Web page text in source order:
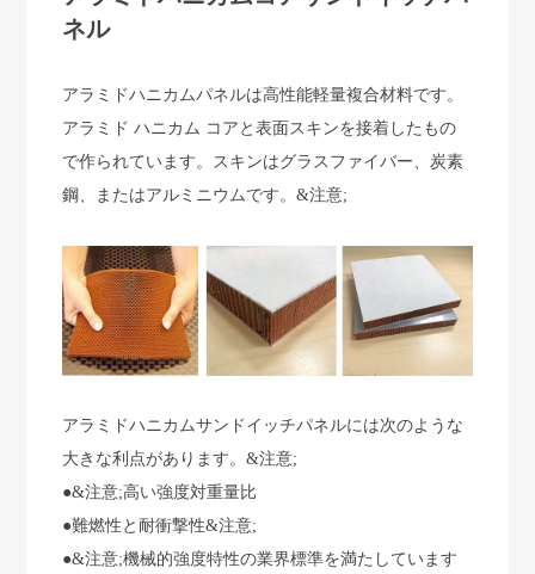
ネル
アラミドハニカムパネルは高性能軽量複合材料です。
アラミド ハニカム コアと表面スキンを接着したもの
で作られています。スキンはグラスファイバー、炭素
鋼、またはアルミニウムです。&注意;
アラミドハニカムサンドイッチパネルには次のような
大きな利点があります。&注意;
●&注意;高い強度対重量比
●難燃性と耐衝撃性&注意;
●&注意;機械的強度特性の業界標準を満たしています